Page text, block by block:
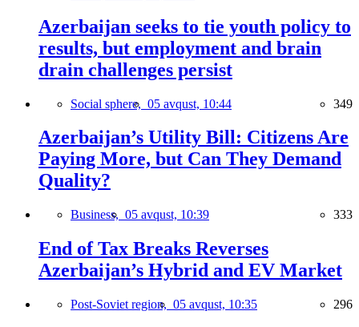
Azerbaijan seeks to tie youth policy to
results, but employment and brain
drain challenges persist
Social sphere, 05 avqust, 10:44 349
Azerbaijan’s Utility Bill: Citizens Are
Paying More, but Can They Demand
Quality?
Business, 05 avqust, 10:39 333
End of Tax Breaks Reverses
Azerbaijan’s Hybrid and EV Market
Post-Soviet region, 05 avqust, 10:35 296